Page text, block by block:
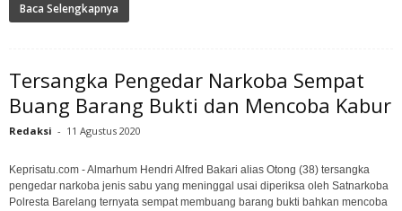
Baca Selengkapnya
Tersangka Pengedar Narkoba Sempat
Buang Barang Bukti dan Mencoba Kabur
Redaksi - 11 Agustus 2020
Keprisatu.com - Almarhum Hendri Alfred Bakari alias Otong (38) tersangka
pengedar narkoba jenis sabu yang meninggal usai diperiksa oleh Satnarkoba
Polresta Barelang ternyata sempat membuang barang bukti bahkan mencoba